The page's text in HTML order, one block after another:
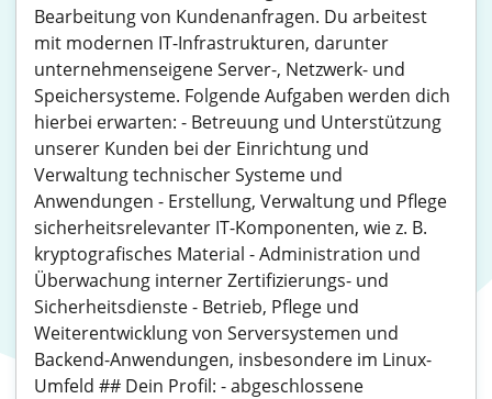
Bearbeitung von Kundenanfragen. Du arbeitest
mit modernen IT-Infrastrukturen, darunter
unternehmenseigene Server-, Netzwerk- und
Speichersysteme. Folgende Aufgaben werden dich
hierbei erwarten: - Betreuung und Unterstützung
unserer Kunden bei der Einrichtung und
Verwaltung technischer Systeme und
Anwendungen - Erstellung, Verwaltung und Pflege
sicherheitsrelevanter IT-Komponenten, wie z. B.
kryptografisches Material - Administration und
Überwachung interner Zertifizierungs- und
Sicherheitsdienste - Betrieb, Pflege und
Weiterentwicklung von Serversystemen und
Backend-Anwendungen, insbesondere im Linux-
Umfeld ## Dein Profil: - abgeschlossene